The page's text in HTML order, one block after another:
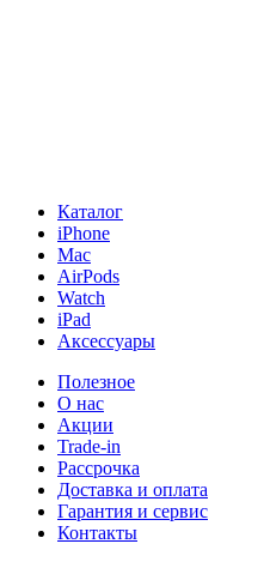
Каталог
iPhone
Mac
AirPods
Watch
iPad
Аксессуары
Полезное
О нас
Акции
Trade-in
Рассрочка
Доставка и оплата
Гарантия и сервис
Контакты